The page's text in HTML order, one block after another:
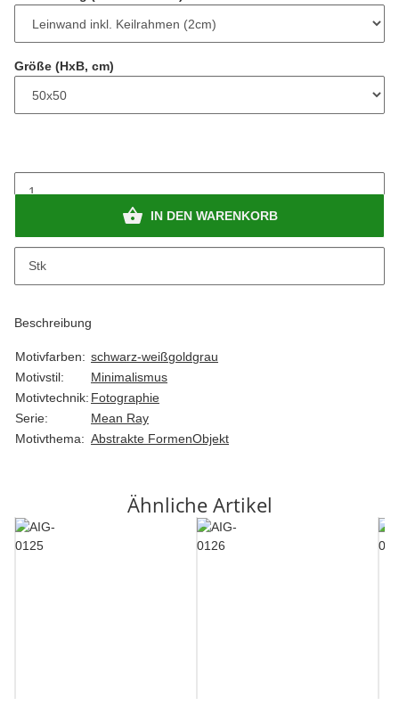
Größe (HxB, cm)
Stk
IN DEN WARENKORB
Beschreibung
Motivfarben: schwarz-weißgoldgrau
Motivstil:
Minimalismus
Motivtechnik: Fotographie
Serie:
Mean Ray
Motivthema: Abstrakte FormenObjekt
Ähnliche Artikel